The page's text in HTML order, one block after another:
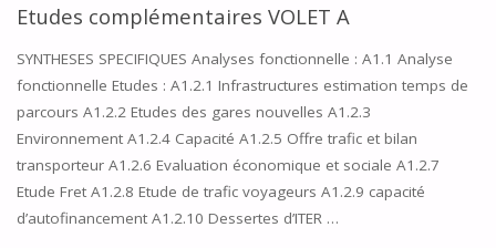
Etudes complémentaires VOLET A
SYNTHESES SPECIFIQUES Analyses fonctionnelle : A1.1 Analyse
fonctionnelle Etudes : A1.2.1 Infrastructures estimation temps de
parcours A1.2.2 Etudes des gares nouvelles A1.2.3
Environnement A1.2.4 Capacité A1.2.5 Offre trafic et bilan
transporteur A1.2.6 Evaluation économique et sociale A1.2.7
Etude Fret A1.2.8 Etude de trafic voyageurs A1.2.9 capacité
d’autofinancement A1.2.10 Dessertes d’ITER …